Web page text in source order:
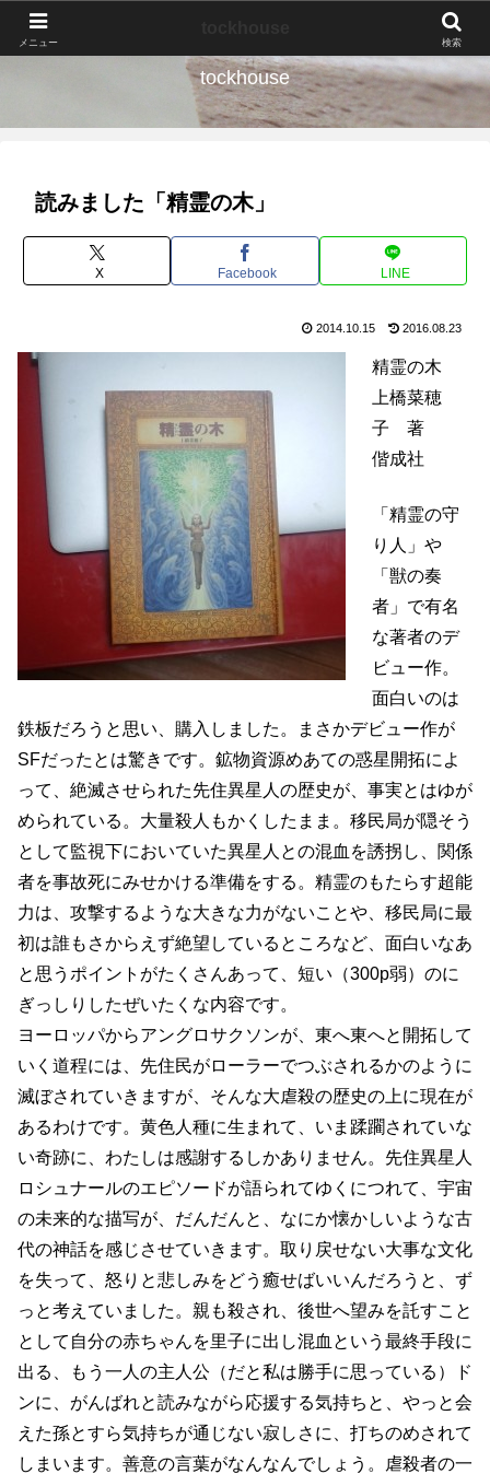
tockhouse
読みました「精霊の木」
X Facebook LINE
2014.10.15 2016.08.23
精霊の木
上橋菜穂
子 著
偕成社
「精霊の守
り人」や
「獣の奏
者」で有名
な著者のデ
ビュー作。
面白いのは
鉄板だろうと思い、購入しました。まさかデビュー作が
SFだったとは驚きです。鉱物資源めあての惑星開拓によ
って、絶滅させられた先住異星人の歴史が、事実とはゆが
められている。大量殺人もかくしたまま。移民局が隠そう
として監視下においていた異星人との混血を誘拐し、関係
者を事故死にみせかける準備をする。精霊のもたらす超能
力は、攻撃するような大きな力がないことや、移民局に最
初は誰もさからえず絶望しているところなど、面白いなあ
と思うポイントがたくさんあって、短い（300p弱）のに
ぎっしりしたぜいたくな内容です。
ヨーロッパからアングロサクソンが、東へ東へと開拓して
いく道程には、先住民がローラーでつぶされるかのように
滅ぼされていきますが、そんな大虐殺の歴史の上に現在が
あるわけです。黄色人種に生まれて、いま蹂躙されていな
い奇跡に、わたしは感謝するしかありません。先住異星人
ロシュナールのエピソードが語られてゆくにつれて、宇宙
の未来的な描写が、だんだんと、なにか懐かしいような古
代の神話を感じさせていきます。取り戻せない大事な文化
を失って、怒りと悲しみをどう癒せばいいんだろうと、ず
っと考えていました。親も殺され、後世へ望みを託すこと
として自分の赤ちゃんを里子に出し混血という最終手段に
出る、もう一人の主人公（だと私は勝手に思っている）ド
ンに、がんばれと読みながら応援する気持ちと、やっと会
えた孫とすら気持ちが通じない寂しさに、打ちのめされて
しまいます。善意の言葉がなんなんでしょう。虐殺者の一
メニュー 検索